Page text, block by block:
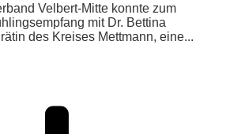
Velbert-Mitte konnte zum
mit Dr. Bettina
des Kreises Mettmann, eine...